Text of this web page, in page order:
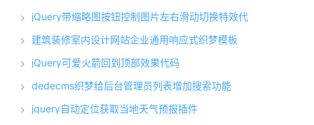
jQuery带缩略图按钮控制图片左右滑动切换特效代
建筑装修室内设计网站企业通用响应式织梦模板
jQuery可爱火箭回到顶部效果代码
dedecms织梦给后台管理员列表增加搜索功能
jquery自动定位获取当地天气预报插件